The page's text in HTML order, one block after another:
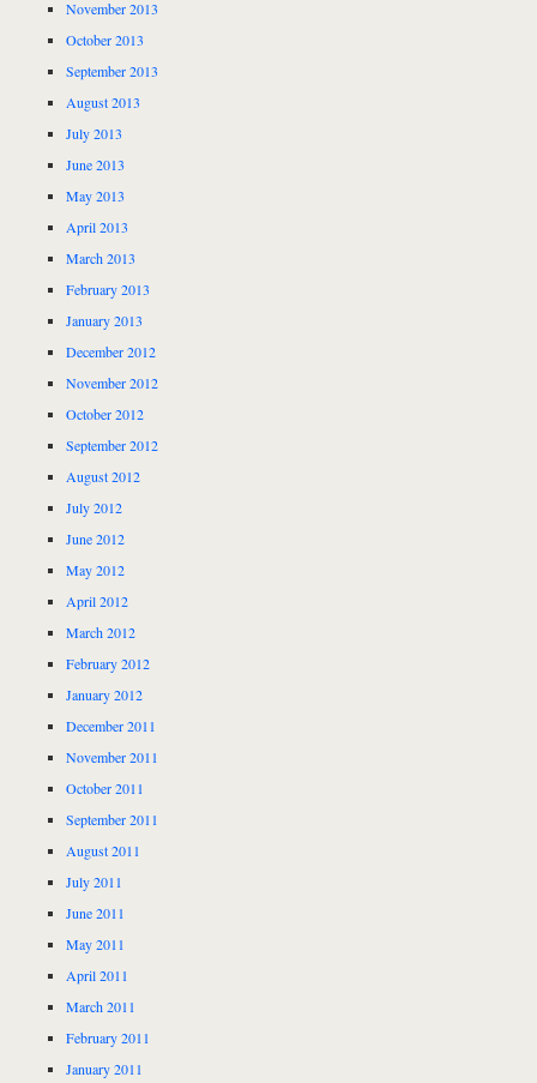
November 2013
October 2013
September 2013
August 2013
July 2013
June 2013
May 2013
April 2013
March 2013
February 2013
January 2013
December 2012
November 2012
October 2012
September 2012
August 2012
July 2012
June 2012
May 2012
April 2012
March 2012
February 2012
January 2012
December 2011
November 2011
October 2011
September 2011
August 2011
July 2011
June 2011
May 2011
April 2011
March 2011
February 2011
January 2011